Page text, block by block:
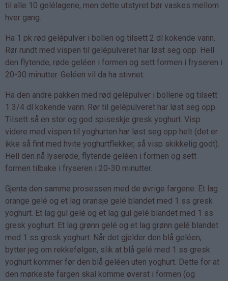
til alle 10 gelélagene, men dette utstyret bør vaskes mellom
hver gang.
Ha 1 pk rød gelépulver i bollen og tilsett 2 dl kokende vann.
Rør rundt med vispen til gelépulveret har løst seg opp. Hell
den flytende, røde geléen i formen og sett formen i fryseren i
20-30 minutter. Geléen vil da ha stivnet.
Ha den andre pakken med rød gelépulver i bollene og tilsett
1 3/4 dl kokende vann. Rør til gelépulveret har løst seg opp.
Tilsett så en stor og god spiseskje gresk yoghurt. Visp
videre med vispen til yoghurten har løst seg opp helt (det er
ikke så fint med hvite yoghurtflekker, så visp skikkelig godt).
Hell den nå lyserøde, flytende geléen i formen og sett
formen tilbake i fryseren i 20-30 minutter.
Gjenta den samme prosessen med de øvrige fargene: Et lag
orange gelé og et lag oransje gelé blandet med 1 ss gresk
yoghurt. Et lag gul gelé og et lag gul gelé blandet med 1 ss
gresk yoghurt. Et lag grønn gelé og et lag grønn gelé blandet
med 1 ss gresk yoghurt. Når det gjelder den blå geléen,
bytter jeg om rekkefølgen, slik at blå gelé med 1 ss gresk
yoghurt kommer før den blå geléen uten yoghurt. Dette for at
den mørkeste fargen skal komme øverst i formen (og